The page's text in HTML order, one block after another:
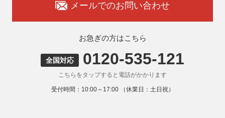
メールでのお問い合わせ
お急ぎの方はこちら
全国対応 0120-535-121
こちらをタップすると電話がかかります
受付時間：10:00～17:00 （休業日：土日祝）